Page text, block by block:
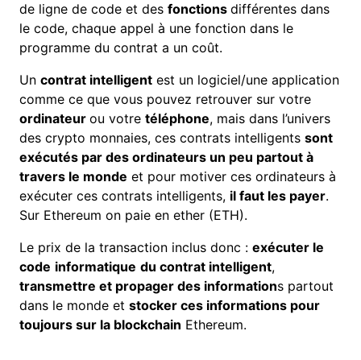
de ligne de code et des fonctions différentes dans
le code, chaque appel à une fonction dans le
programme du contrat a un coût.
Un contrat intelligent est un logiciel/une application
comme ce que vous pouvez retrouver sur votre
ordinateur ou votre téléphone, mais dans l’univers
des crypto monnaies, ces contrats intelligents sont
exécutés par des ordinateurs un peu partout à
travers le monde et pour motiver ces ordinateurs à
exécuter ces contrats intelligents, il faut les payer.
Sur Ethereum on paie en ether (ETH).
Le prix de la transaction inclus donc : exécuter le
code informatique du contrat intelligent,
transmettre et propager des informations partout
dans le monde et stocker ces informations pour
toujours sur la blockchain Ethereum.